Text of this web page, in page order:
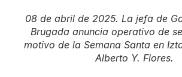
08 de abril de 2025. La jefa de
Brugada anuncia operativo de
motivo de la Semana Santa en
Alberto Y. Flores.